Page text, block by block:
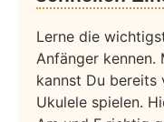
Lerne die
Anfänger kennen.
kannst Du bereits
Ukulele spielen.